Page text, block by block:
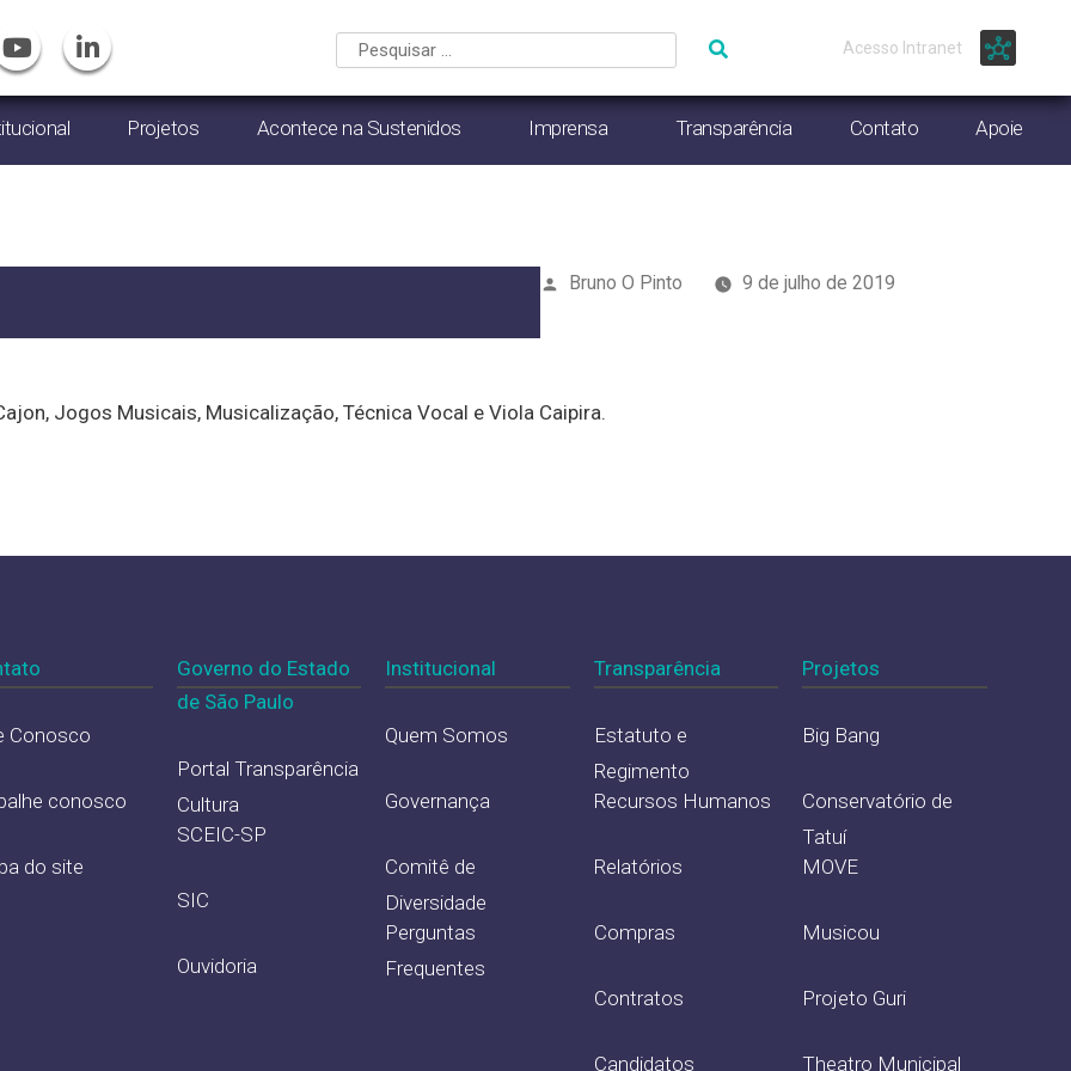
Projetos Acontece na Sustenidos Imprensa Transparência Contato Apoie
Acesso Intranet
Publicado
Bruno O Pinto 9 de julho de 2019
Jogos Musicais, Musicalização, Técnica Vocal e Viola Caipira.
Institucional
Quem Somos
Governança
Comitê de
Diversidade
Perguntas
Frequentes
Projetos
Big Bang
Conservatório de
Tatuí
MOVE
Musicou
Projeto Guri
Theatro Municipal
Transparência
Estatuto e
Regimento
Recursos Humanos
Relatórios
Compras
Contratos
Candidatos
Conosco
conosco
do site
Governo do Estado
de São Paulo
Portal Transparência
Cultura
SCEIC-SP
SIC
Ouvidoria